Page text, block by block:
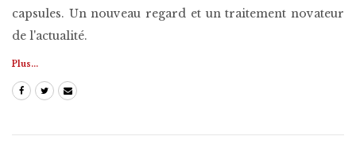
capsules. Un nouveau regard et un traitement novateur
de l'actualité.
Plus...